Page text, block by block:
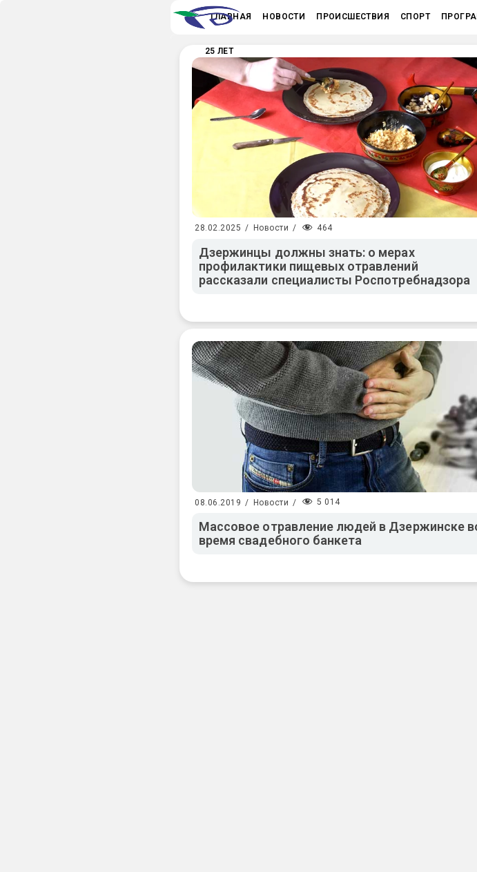
ГЛАВНАЯ НОВОСТИ ПРОИСШЕСТВИЯ СПОРТ
25 ЛЕТ
28.02.2025 / Новости / 464
Дзержинцы должны знать: о мерах
профилактики пищевых отравлений
рассказали специалисты Роспотребнадзора
08.06.2019 / Новости / 5 014
Массовое отравление людей в Дзержинске
время свадебного банкета